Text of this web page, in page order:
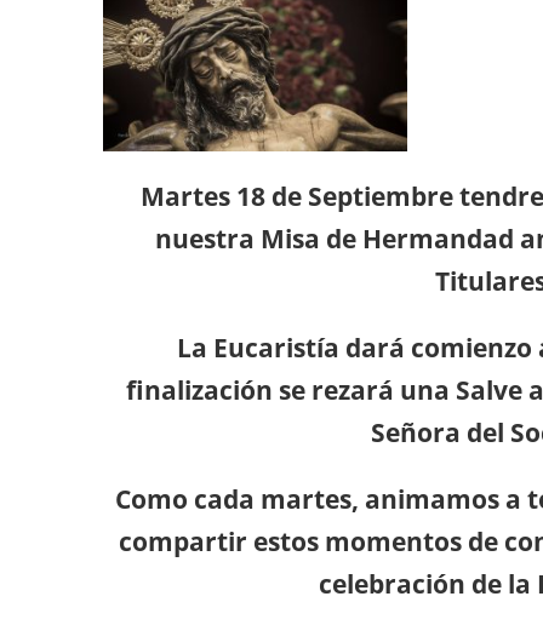
Martes 18 de Septiembre
nuestra Misa de Hermandad
La Eucaristía dará comienzo
finalización se rezará una Salve
Señora del
Como cada martes, animamos a
compartir estos momentos de
celebración de la